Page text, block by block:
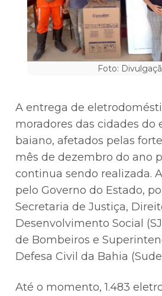
Foto:
A entrega de
moradores das cidades do
baiano, afetados pelas
mês de dezembro do ano
continua sendo realizada.
pelo Governo do Estado,
Secretaria de Justiça,
Desenvolvimento Social
de Bombeiros e
Defesa Civil da Bahia
Até o momento, 1.483